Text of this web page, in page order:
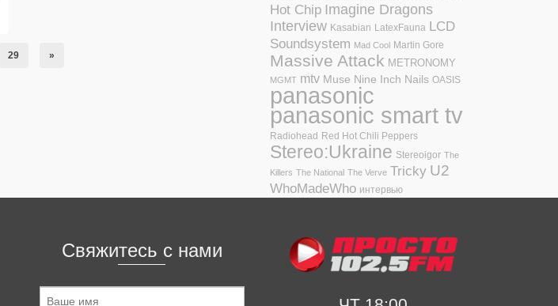
29 »
Hot Chip Imagine Dragons
Interview Kasabian LatexFauna LCD
Soundsystem Mad Cool Martin Gore
Massive Attack METRONOMY
MGMT mtv Muse Nine Inch Nails OASIS
panasonic
panasonic smart tv
Radiohead Red Hot Chili Peppers
Stereo:Ukraine Stereoigor The
Killers The National The Verve Tricky U2
WhoMadeWho интервью
Свяжитесь с нами